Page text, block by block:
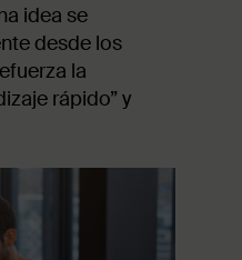
idea se
desde los
la
rápido” y